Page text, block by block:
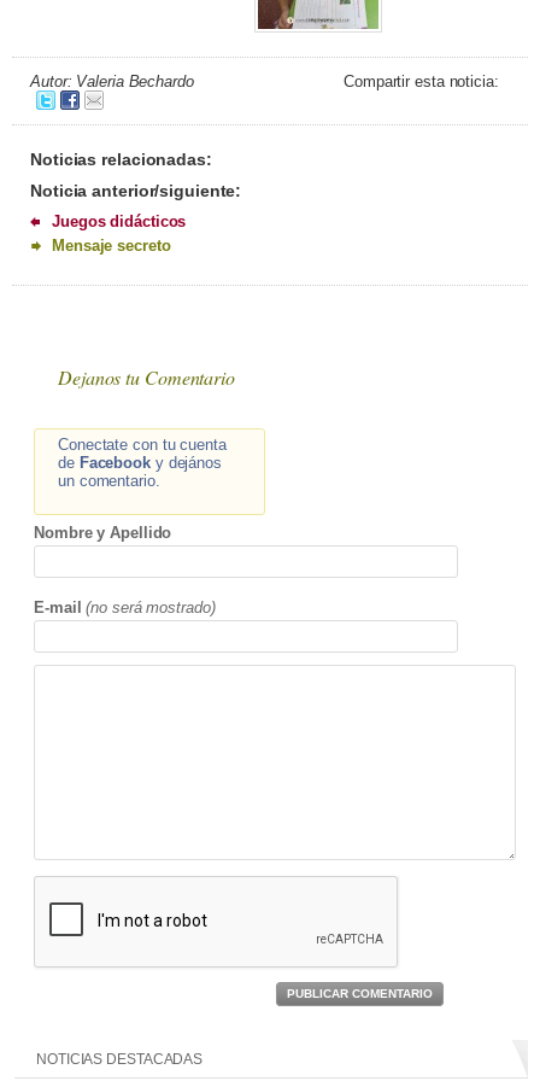
Autor: Valeria Bechardo Compartir esta noticia:
Noticias relacionadas:
Noticia anterior/siguiente:
Juegos didácticos
Mensaje secreto
Dejanos tu Comentario
Conectate con tu cuenta
de Facebooky dejános
un comentario.
Nombre y Apellido
E-mail (no será mostrado)
PUBLICAR COMENTARIO
NOTICIAS DESTACADAS